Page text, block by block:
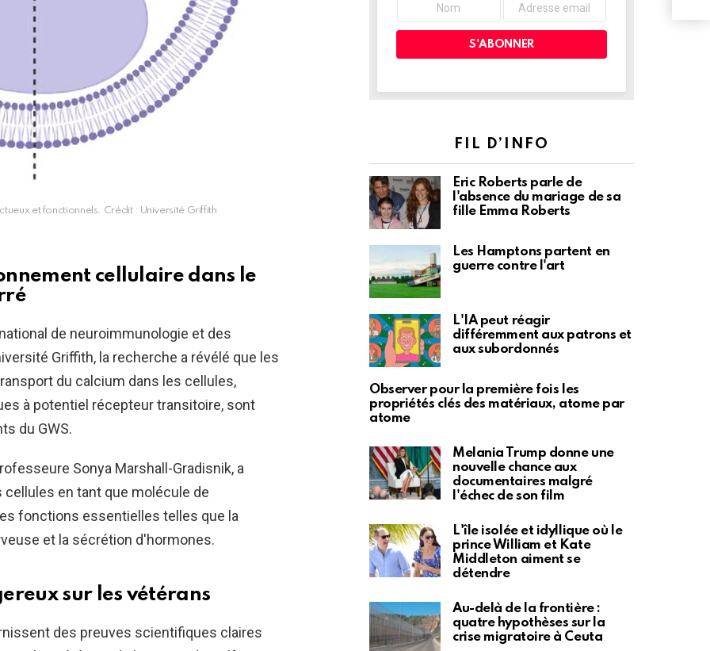
et fonctionnels. Crédit : Université Griffith
cellulaire dans le
de neuroimmunologie et des
Griffith, la recherche a révélé que les
du calcium dans les cellules,
à potentiel récepteur transitoire, sont
du GWS.
Sonya Marshall-Gradisnik, a
en tant que molécule de
fonctions essentielles telles que la
et la sécrétion d'hormones.
sur les vétérans
des preuves scientifiques claires
FIL D’INFO
Eric Roberts parle de
l'absence du mariage de sa
fille Emma Roberts
Les Hamptons partent en
guerre contre l'art
L'IA peut réagir
différemment aux patrons et
aux subordonnés
Observer pour la première fois les
propriétés clés des matériaux, atome par
atome
Melania Trump donne une
nouvelle chance aux
documentaires malgré
l'échec de son film
L'île isolée et idyllique où le
prince William et Kate
Middleton aiment se
détendre
Au-delà de la frontière :
quatre hypothèses sur la
crise migratoire à Ceuta